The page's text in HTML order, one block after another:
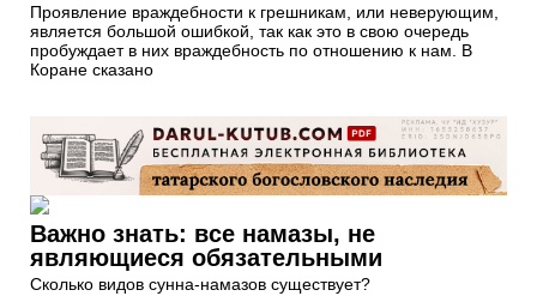
Проявление враждебности к грешникам, или неверующим,
является большой ошибкой, так как это в свою очередь
пробуждает в них враждебность по отношению к нам. В
Коране сказано
Важно знать: все намазы, не
являющиеся обязательными
Сколько видов сунна-намазов существует?